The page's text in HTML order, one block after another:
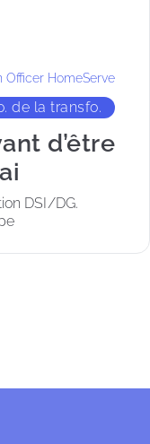
Officer HomeServe
de la transfo.
d’être
DSI/DG.